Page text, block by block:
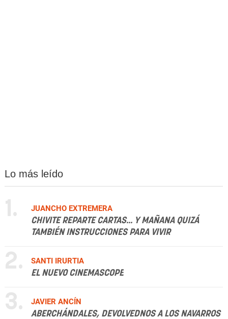
Lo más leído
1.
JUANCHO EXTREMERA
CHIVITE REPARTE CARTAS... Y MAÑANA QUIZÁ
TAMBIÉN INSTRUCCIONES PARA VIVIR
2.
SANTI IRURTIA
EL NUEVO CINEMASCOPE
3.
JAVIER ANCÍN
ABERCHÁNDALES, DEVOLVEDNOS A LOS NAVARROS